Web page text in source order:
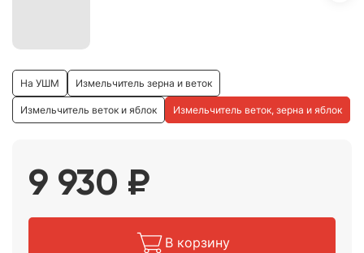
На УШМ Измельчитель зерна и веток
Измельчитель веток и яблок Измельчитель веток, зерна и яблок
9 930 ₽
В корзину